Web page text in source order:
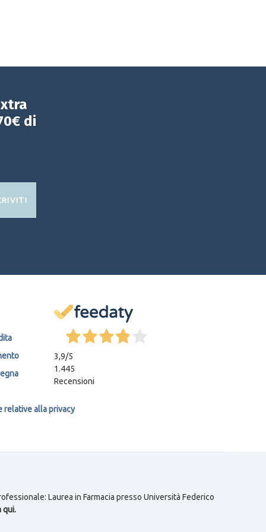
di
relative alla privacy
3,9/5
1.445
Recensioni
Laurea in Farmacia presso Università Federico
qui.